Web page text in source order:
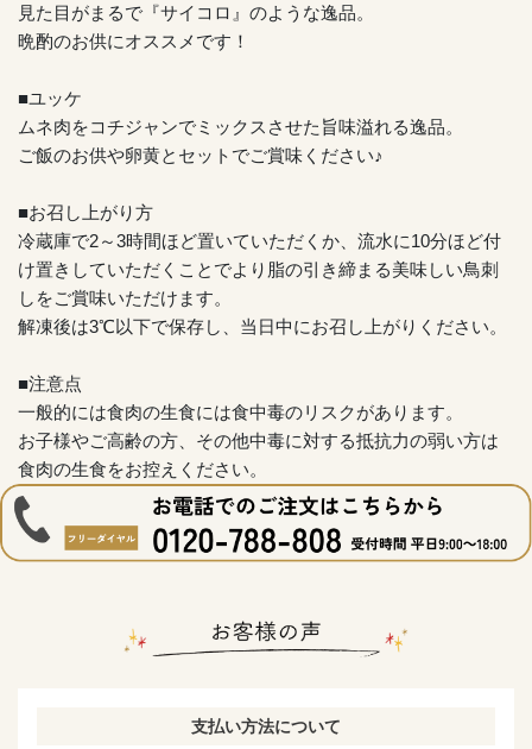
見た目がまるで『サイコロ』のような逸品。
晩酌のお供にオススメです！
■ユッケ
ムネ肉をコチジャンでミックスさせた旨味溢れる逸品。
ご飯のお供や卵黄とセットでご賞味ください♪
■お召し上がり方
冷蔵庫で2～3時間ほど置いていただくか、流水に10分ほど付
け置きしていただくことでより脂の引き締まる美味しい鳥刺
しをご賞味いただけます。
解凍後は3℃以下で保存し、当日中にお召し上がりください。
■注意点
一般的には食肉の生食には食中毒のリスクがあります。
お子様やご高齢の方、その他中毒に対する抵抗力の弱い方は
食肉の生食をお控えください。
支払い方法について